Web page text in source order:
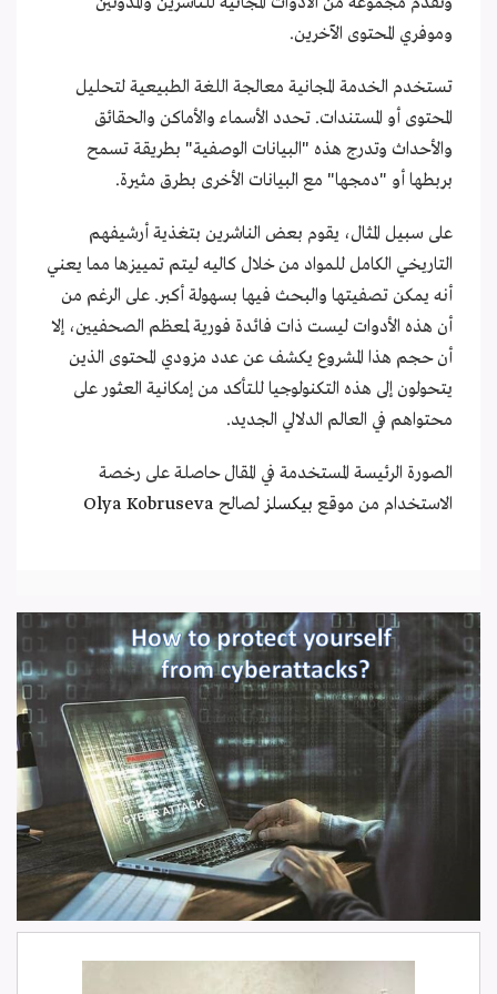
وموفري المحتوى الآخرين.
تستخدم الخدمة المجانية معالجة اللغة الطبيعية لتحليل
المحتوى أو المستندات. تحدد الأسماء والأماكن والحقائق
والأحداث وتدرج هذه "البيانات الوصفية" بطريقة تسمح
بربطها أو "دمجها" مع البيانات الأخرى بطرق مثيرة.
على سبيل المثال، يقوم بعض الناشرين بتغذية أرشيفهم
التاريخي الكامل للمواد من خلال كاليه ليتم تمييزها مما يعني
أنه يمكن تصفيتها والبحث فيها بسهولة أكبر. على الرغم من
أن هذه الأدوات ليست ذات فائدة فورية لمعظم الصحفيين، إلا
أن حجم هذا المشروع يكشف عن عدد مزودي المحتوى الذين
يتحولون إلى هذه التكنولوجيا للتأكد من إمكانية العثور على
محتواهم في العالم الدلالي الجديد.
الصورة الرئيسة المستخدمة في المقال حاصلة على رخصة
الاستخدام من موقع بيكسلز لصالح Olya Kobruseva